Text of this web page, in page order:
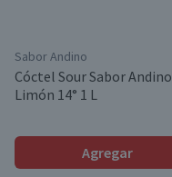
Sabor Andino
Cóctel Sour Sabor Andino
Limón 14° 1 L
Agregar